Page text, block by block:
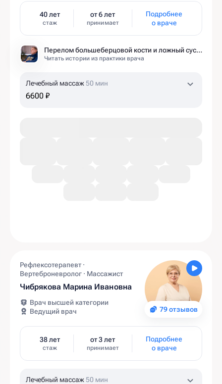
40 лет
стаж
от 6 лет
принимает
Подробнее
о враче
Перелом большеберцовой кости и ложный сустав: моя история восстановления длиной в полтора года
Читать истории из практики врача
Лечебный массаж 50 мин
6600 ₽
79 отзывов
Рефлексотерапевт ·
Вертеброневролог · Массажист
Чибрякова Марина Ивановна
Врач высшей категории
Ведущий врач
38 лет
стаж
от 3 лет
принимает
Подробнее
о враче
Лечебный массаж 50 мин